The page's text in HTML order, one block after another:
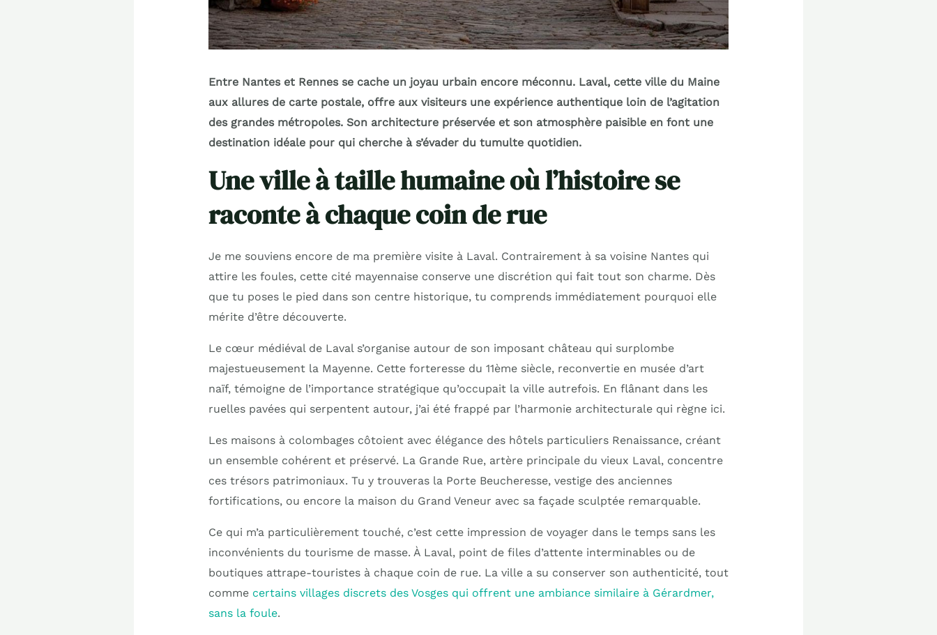
Entre Nantes et Rennes se cache un joyau urbain encore méconnu. Laval, cette ville du Maine
aux allures de carte postale, offre aux visiteurs une expérience authentique loin de l’agitation
des grandes métropoles. Son architecture préservée et son atmosphère paisible en font une
destination idéale pour qui cherche à s’évader du tumulte quotidien.
Une ville à taille humaine où l’histoire se
raconte à chaque coin de rue
Je me souviens encore de ma première visite à Laval. Contrairement à sa voisine Nantes qui
attire les foules, cette cité mayennaise conserve une discrétion qui fait tout son charme. Dès
que tu poses le pied dans son centre historique, tu comprends immédiatement pourquoi elle
mérite d’être découverte.
Le cœur médiéval de Laval s’organise autour de son imposant château qui surplombe
majestueusement la Mayenne. Cette forteresse du 11ème siècle, reconvertie en musée d’art
naïf, témoigne de l’importance stratégique qu’occupait la ville autrefois. En flânant dans les
ruelles pavées qui serpentent autour, j’ai été frappé par l’harmonie architecturale qui règne ici.
Les maisons à colombages côtoient avec élégance des hôtels particuliers Renaissance, créant
un ensemble cohérent et préservé. La Grande Rue, artère principale du vieux Laval, concentre
ces trésors patrimoniaux. Tu y trouveras la Porte Beucheresse, vestige des anciennes
fortifications, ou encore la maison du Grand Veneur avec sa façade sculptée remarquable.
Ce qui m’a particulièrement touché, c’est cette impression de voyager dans le temps sans les
inconvénients du tourisme de masse. À Laval, point de files d’attente interminables ou de
boutiques attrape-touristes à chaque coin de rue. La ville a su conserver son authenticité, tout
comme certains villages discrets des Vosges qui offrent une ambiance similaire à Gérardmer,
sans la foule.